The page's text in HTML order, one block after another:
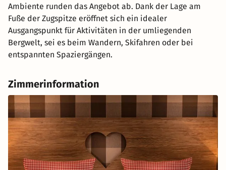
Ambiente runden das Angebot ab. Dank der Lage am
Fuße der Zugspitze eröffnet sich ein idealer
Ausgangspunkt für Aktivitäten in der umliegenden
Bergwelt, sei es beim Wandern, Skifahren oder bei
entspannten Spaziergängen.
Zimmerinformation